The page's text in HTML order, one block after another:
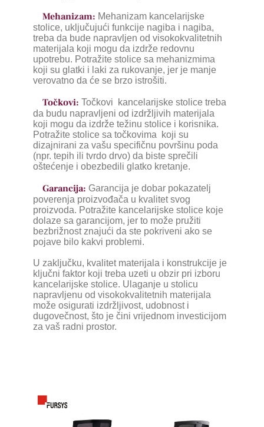
Mehanizam: Mehanizam kancelarijske
stolice, uključujući funkcije nagiba i nagiba,
treba da bude napravljen od visokokvalitetnih
materijala koji mogu da izdrže redovnu
upotrebu. Potražite stolice sa mehanizmima
koji su glatki i laki za rukovanje, jer je manje
verovatno da će se brzo istrošiti.
Točkovi: Točkovi kancelarijske stolice treba
da budu napravljeni od izdržljivih materijala
koji mogu da izdrže težinu stolice i korisnika.
Potražite stolice sa točkovima koji su
dizajnirani za vašu specifičnu površinu poda
(npr. tepih ili tvrdo drvo) da biste sprečili
oštećenje i obezbedili glatko kretanje.
Garancija: Garancija je dobar pokazatelj
poverenja proizvođača u kvalitet svog
proizvoda. Potražite kancelarijske stolice koje
dolaze sa garancijom, jer to može pružiti
bezbrižnost znajući da ste pokriveni ako se
pojave bilo kakvi problemi.
U zaključku, kvalitet materijala i konstrukcije je
ključni faktor koji treba uzeti u obzir pri izboru
kancelarijske stolice. Ulaganje u stolicu
napravljenu od visokokvalitetnih materijala
može osigurati izdržljivost, udobnost i
dugovečnost, što je čini vrijednom investicijom
za vaš radni prostor.